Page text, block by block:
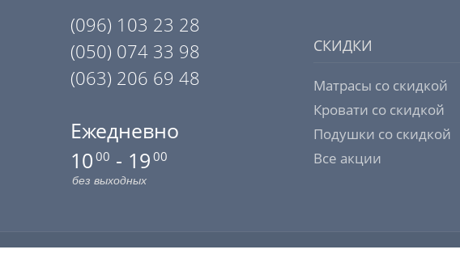
(096) 103 23 28
(050) 074 33 98
(063) 206 69 48
Ежедневно
10 00 - 19 00
без выходных
СКИДКИ
Матрасы со скидкой
Кровати со скидкой
Подушки со скидкой
Все акции